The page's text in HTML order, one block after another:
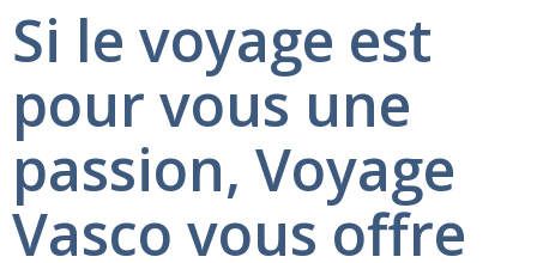
Si le voyage est
pour vous une
passion, Voyage
Vasco vous offre